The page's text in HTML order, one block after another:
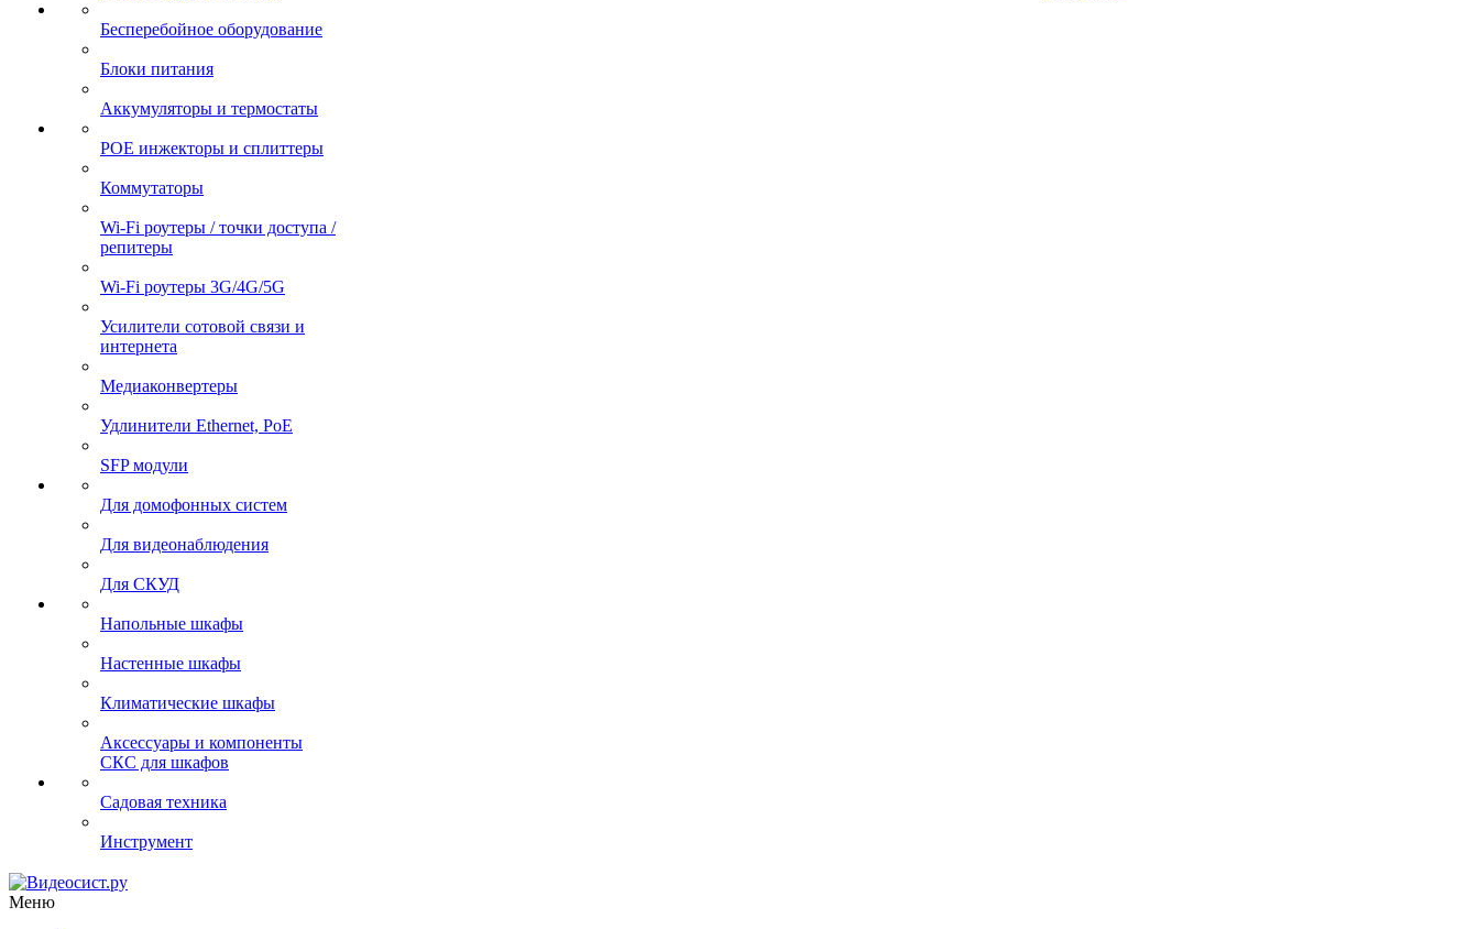
Бесперебойное оборудование
Блоки питания
Аккумуляторы и термостаты
POE инжекторы и сплиттеры
Коммутаторы
Wi-Fi роутеры / точки доступа /
репитеры
Wi-Fi роутеры 3G/4G/5G
Усилители сотовой связи и
интернета
Медиаконвертеры
Удлинители Ethernet, PoE
SFP модули
Для домофонных систем
Для видеонаблюдения
Для СКУД
Напольные шкафы
Настенные шкафы
Климатические шкафы
Аксессуары и компоненты
СКС для шкафов
Садовая техника
Инструмент
Меню